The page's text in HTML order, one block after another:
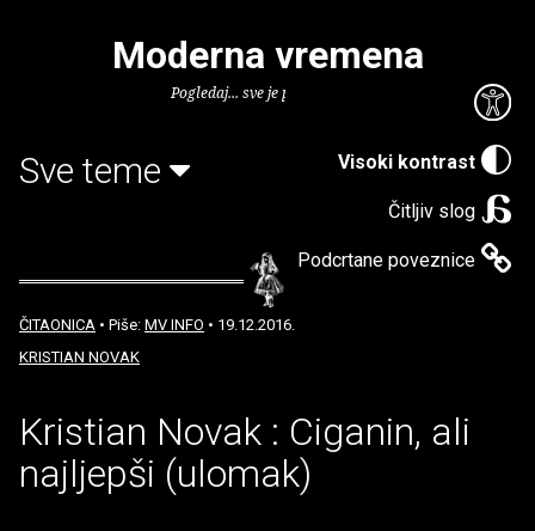
Visoki kontrast
Čitljiv slog
Podcrtane poveznice
Moderna vremena
Pogledaj... sve je puno knjiga.
Sve teme
ČITAONICA • Piše: MV INFO • 19.12.2016.
KRISTIAN NOVAK
Kristian Novak : Ciganin, ali
najljepši (ulomak)